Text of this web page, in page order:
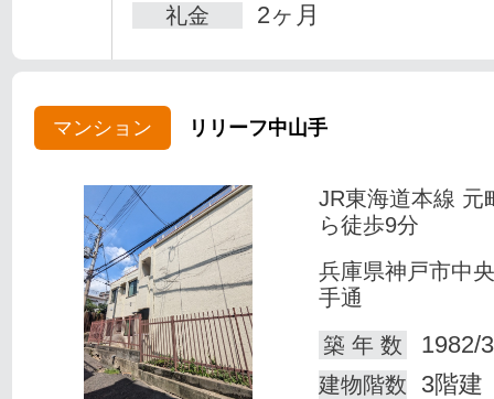
礼金 2ヶ月
マンション リリーフ中山手
JR東海道本線 元
ら徒歩9分
兵庫県神戸市中
手通
築 年 数
1982/
建物階数 3階建